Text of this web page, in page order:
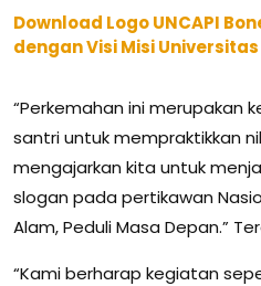
Download Logo UNCAPI
dengan Visi Misi
“Perkemahan ini merupakan
santri untuk mempraktikkan
mengajarkan kita untuk
slogan pada pertikawan
Alam, Peduli Masa Depan.”
“Kami berharap kegiatan